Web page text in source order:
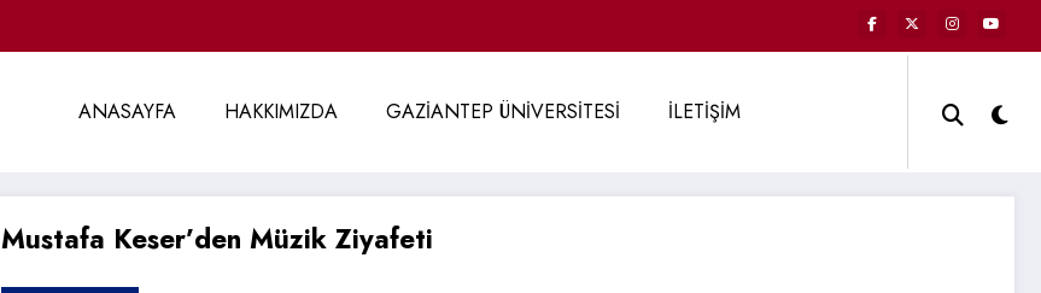
ANASAYFA HAKKIMIZDA GAZİANTEP ÜNİVERSİTESİ İLETİŞİM
Mustafa Keser’den Müzik Ziyafeti